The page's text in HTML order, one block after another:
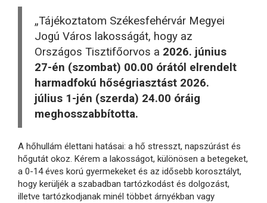
„Tájékoztatom Székesfehérvár Megyei
Jogú Város lakosságát, hogy az
Országos Tisztifőorvos a 2026. június
27-én (szombat) 00.00 órától elrendelt
harmadfokú hőségriasztást 2026.
július 1-jén (szerda) 24.00 óráig
meghosszabbította.
A hőhullám élettani hatásai: a hő stresszt, napszúrást és
hőgutát okoz. Kérem a lakosságot, különösen a betegeket,
a 0-14 éves korú gyermekeket és az idősebb korosztályt,
hogy kerüljék a szabadban tartózkodást és dolgozást,
illetve tartózkodjanak minél többet árnyékban vagy